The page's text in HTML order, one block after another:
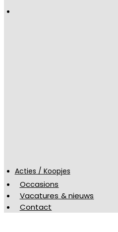
Acties / Koopjes
Occasions
Vacatures & nieuws
Contact